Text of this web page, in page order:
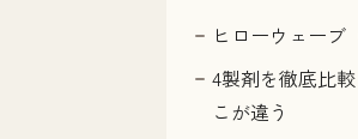
ヒローウェーブ
4製剤を徹底比
こが違う